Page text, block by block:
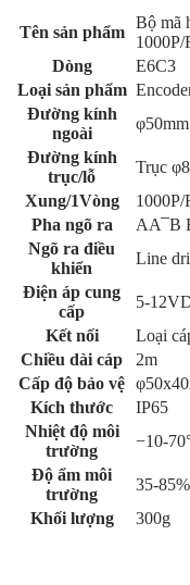
Tên sản phẩm
Bộ mã
Dòng
E6C3
Loại sản phẩm
Đường kính
ngoài
φ50mm
Đường kính
trục/lỗ
Trục
Xung/1Vòng
1000P/
Pha ngõ ra
AA ̅ B
Ngõ ra điều
khiển
Line
Điện áp cung
cấp
5-
Kết nối
Loại
Chiều dài cáp
2m
Cấp độ bảo vệ
Kích thước
IP65
Nhiệt độ môi
trường
−10-
Độ ẩm môi
trường
35-
Khối lượng
300g